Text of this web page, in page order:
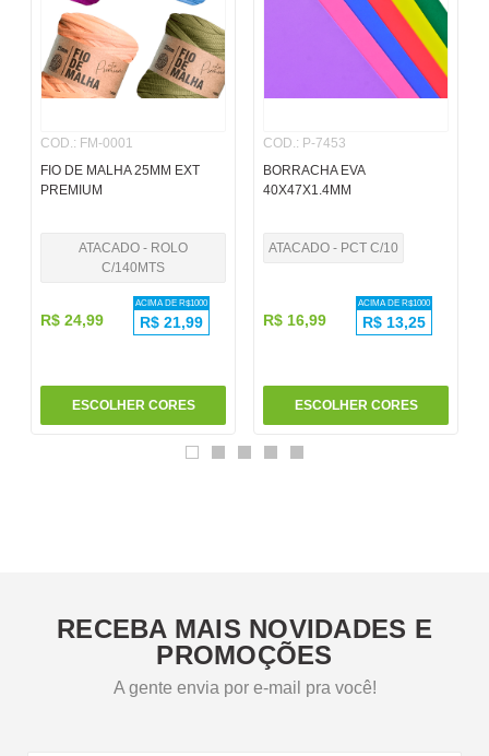
COD.: FM-0001
FIO DE MALHA 25MM EXT
PREMIUM
ATACADO - ROLO
C/140MTS
R$ 24,99
ACIMA DE R$1000
R$ 21,99
ESCOLHER CORES
COD.: P-7453
BORRACHA EVA
40X47X1.4MM
ATACADO - PCT C/10
R$ 16,99
ACIMA DE R$1000
R$ 13,25
ESCOLHER CORES
RECEBA MAIS NOVIDADES E
PROMOÇÕES
A gente envia por e-mail pra você!
papel
º pincel
º barbante
10º fita